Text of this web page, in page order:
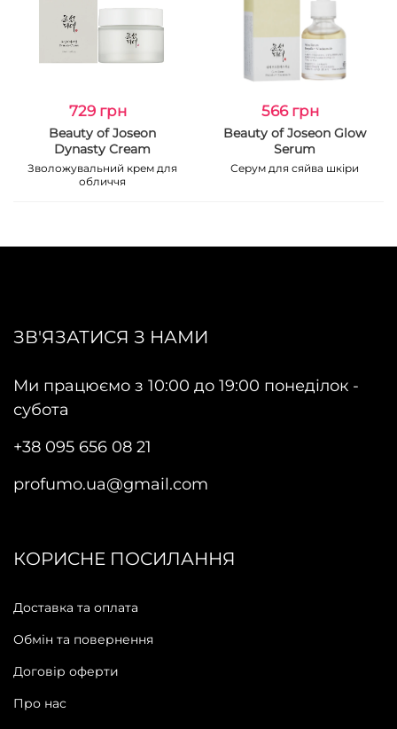
729 грн
Beauty of Joseon
Dynasty Cream
Зволожувальний крем для
обличчя
566 грн
Beauty of Joseon Glow
Serum
Серум для сяйва шкіри
ЗВ'ЯЗАТИСЯ З НАМИ
Ми працюємо з 10:00 до 19:00 понеділок -
субота
+38 095 656 08 21
profumo.ua@gmail.com
КОРИСНЕ ПОСИЛАННЯ
Доставка та оплата
Обмін та повернення
Договір оферти
Про нас